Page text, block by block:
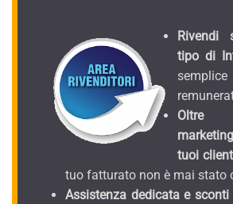
Rivendi
tipo di
Oltre
tuoi
tuo fatturato non è mai stato
Assistenza dedicata e sconti